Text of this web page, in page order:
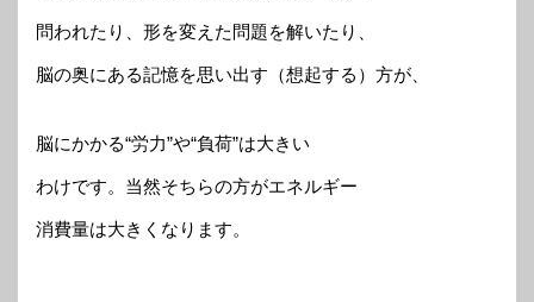
問われたり、形を変えた問題を解いたり、
脳の奥にある記憶を思い出す（想起する）方が、
脳にかかる“労力”や“負荷”は大きい
わけです。当然そちらの方がエネルギー
消費量は大きくなります。